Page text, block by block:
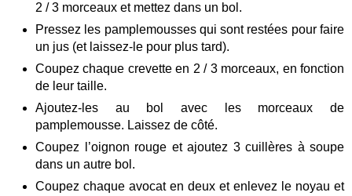
2 / 3 morceaux et mettez dans un bol.
Pressez les pamplemousses qui sont restées pour faire
un jus (et laissez-le pour plus tard).
Coupez chaque crevette en 2 / 3 morceaux, en fonction
de leur taille.
Ajoutez-les au bol avec les morceaux de
pamplemousse. Laissez de côté.
Coupez l’oignon rouge et ajoutez 3 cuillères à soupe
dans un autre bol.
Coupez chaque avocat en deux et enlevez le noyau et